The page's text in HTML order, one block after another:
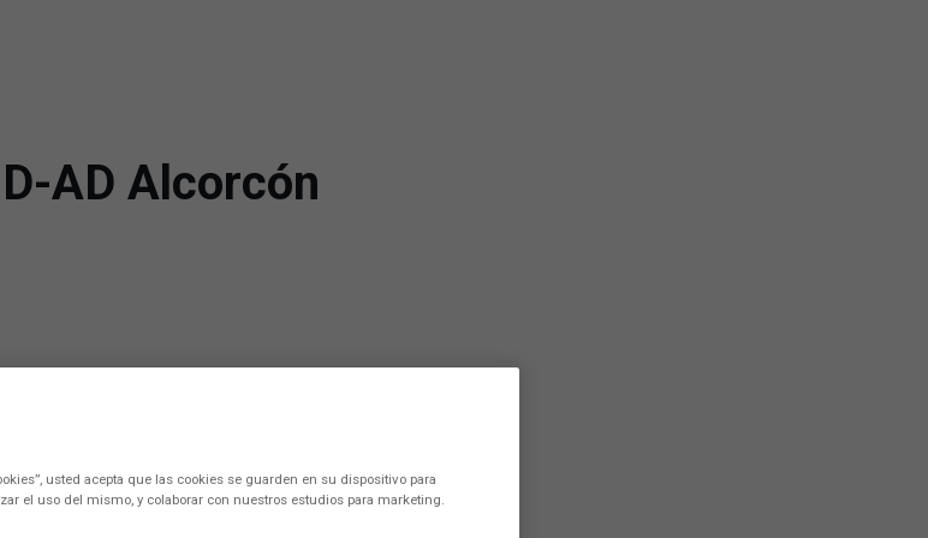
AD Alcorcón
usted acepta que las cookies se guarden en su dispositivo para
el uso del mismo, y colaborar con nuestros estudios para marketing.